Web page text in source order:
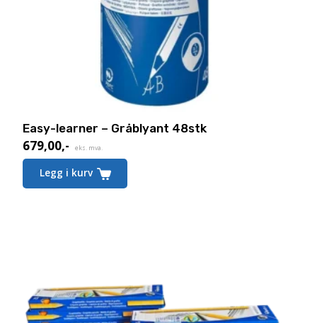
Easy-learner – Gråblyant 48stk
679,00,- eks. mva.
Legg i kurv